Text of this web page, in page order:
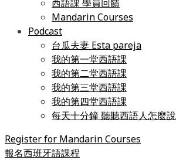
西語課 學員回饋
Mandarin Courses
Podcast
台瓜夫妻 Esta pareja
我的第一堂西語課
我的第二堂西語課
我的第三堂西語課
我的第四堂西語課
每天十分鐘 聽聽西語人怎麼說
Register for Mandarin Courses
報名西班牙語課程